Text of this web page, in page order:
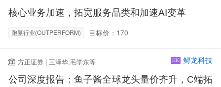
核心业务加速，拓宽服务品类和加速AI变革
跑赢行业(OUTPERFORM) 目标价：170
方正证券 | 王泽华,毛学东等 HK 鲟龙科技
公司深度报告：鱼子酱全球龙头量价齐升，C端拓